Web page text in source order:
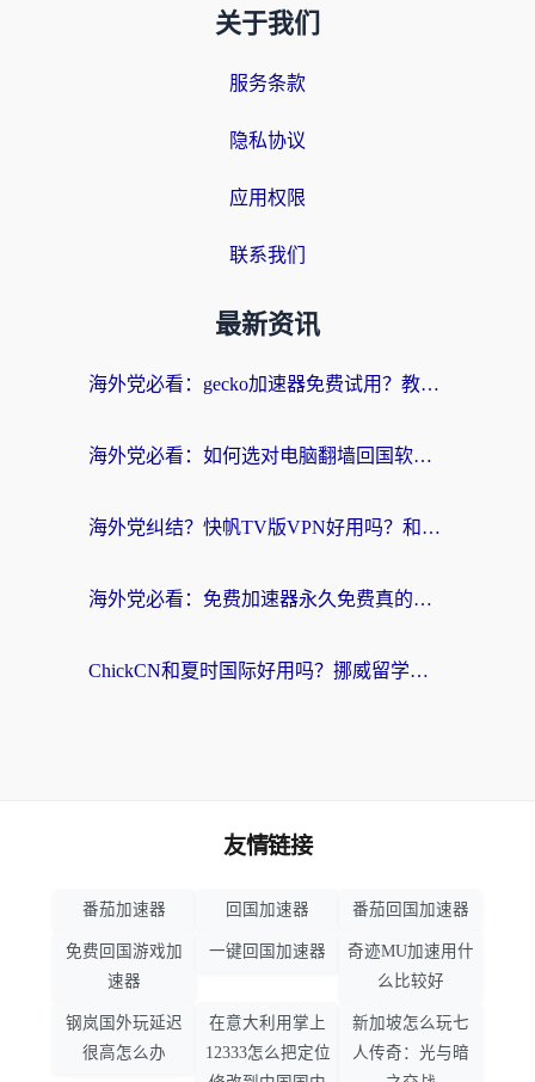
关于我们
服务条款
隐私协议
应用权限
联系我们
最新资讯
海外党必看：gecko加速器免费试用？教你选对回国加速器，无缝刷国内剧玩游戏
海外党必看：如何选对电脑翻墙回国软件，轻松解锁国内资源？
海外党纠结？快帆TV版VPN好用吗？和扇贝手游VPN对比哪个回国效果更好？
海外党必看：免费加速器永久免费真的存在吗？教你选对回国加速器无缝刷国内资源
ChickCN和夏时国际好用吗？挪威留学生亲测3款回国加速器，附穿梭和加速喵对比指南
友情链接
番茄加速器 回国加速器 番茄回国加速器
免费回国游戏加
速器
一键回国加速器
奇迹MU加速用什
么比较好
钢岚国外玩延迟
很高怎么办
在意大利用掌上
12333怎么把定位
新加坡怎么玩七
人传奇：光与暗